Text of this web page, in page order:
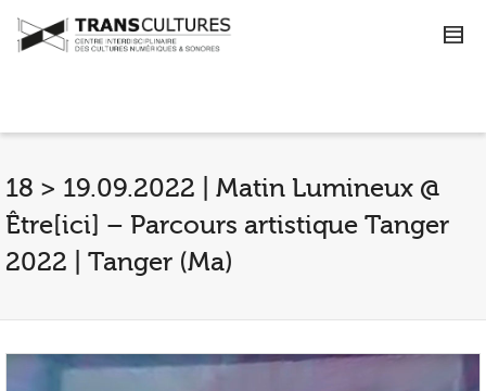
18 > 19.09.2022 | Matin Lumineux @
Être[ici] – Parcours artistique Tanger
2022 | Tanger (Ma)